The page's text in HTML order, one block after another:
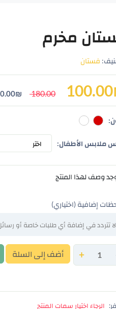
مخرم
فستان
100.00
180.00
₪
ملابس الأطفال: اختر
وصف لهذا المنتج
إضافية (اختياري)
+ أضف إلى السلة
الرجاء اختيار سمات المنتج